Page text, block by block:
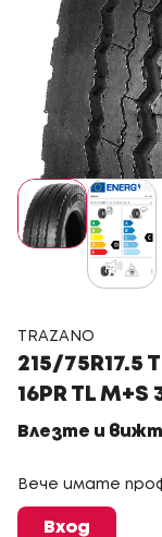
TRAZANO
215/75R17.5
16PR TL M+S
Влезте и
Вече имате
Вход